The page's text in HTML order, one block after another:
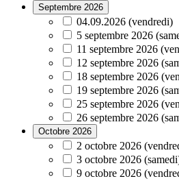
Septembre 2026
04.09.2026 (vendredi)
5 septembre 2026
11 septembre 2026
12 septembre 2026
18 septembre 2026
19 septembre 2026
25 septembre 2026
26 septembre 2026
Octobre 2026
2 octobre 2026
3 octobre 2026
9 octobre 2026